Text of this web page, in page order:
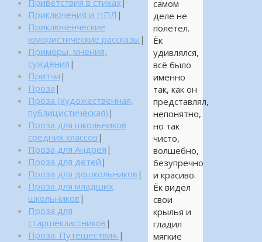
самом
деле не
полетел.
Ёк
удивлялся,
всё было
именно
так, как он
представлял,
непонятно,
но так
чисто,
волшебно,
безупречно
и красиво.
Ёк видел
свои
крылья и
гладил
мягкие
Приветствия в стихах
Приключения и НПЛ |
Приключенческие
юмористические рассказы |
Примеры, мнения,
суждения |
Притчи |
Проза |
Проза (художественная,
публицистическая) |
Проза для школьников
средних классов |
Проза для Андрея |
Проза для детей |
Проза для дошкольников |
Проза для младших
школьников |
Проза для
старшеклассников |
Проза. Путешествия. |